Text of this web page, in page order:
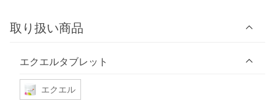
取り扱い商品
エクエルタブレット
エクエル